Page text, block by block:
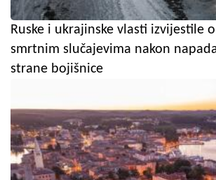
Ruske i ukrajinske vlasti izvijestile
smrtnim slučajevima nakon
strane bojišnice